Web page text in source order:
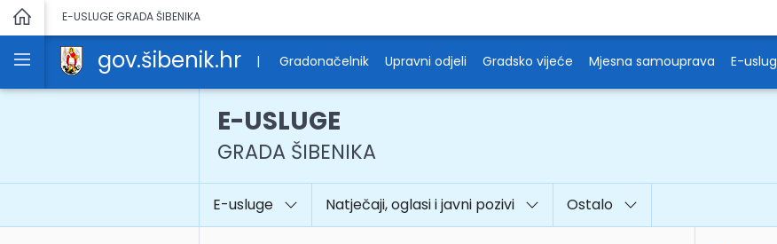
E-USLUGE GRADA ŠIBENIKA
gov.šibenik.hr | Gradonačelnik Upravni odjeli Gradsko vijeće Mjesna samouprava E-
E-USLUGE
GRADA ŠIBENIKA
E-usluge Natječaji, oglasi i javni pozivi Ostalo